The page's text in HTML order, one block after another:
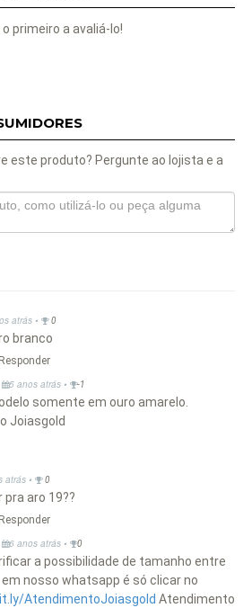
primeiro a avaliá-lo!
este produto? Pergunte ao lojista e a
atrás • 0
branco
Responder
5 anos atrás • -1
somente em ouro amarelo.
Joiasgold
atrás • 0
aro 19??
Responder
6 anos atrás • 0
a possibilidade de tamanho entre
nosso whatsapp é só clicar no
AtendimentoJoiasgold Atendimento